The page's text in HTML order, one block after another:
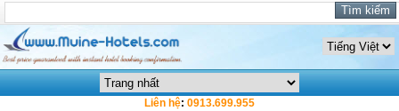
Liên hệ: 0913.699.955